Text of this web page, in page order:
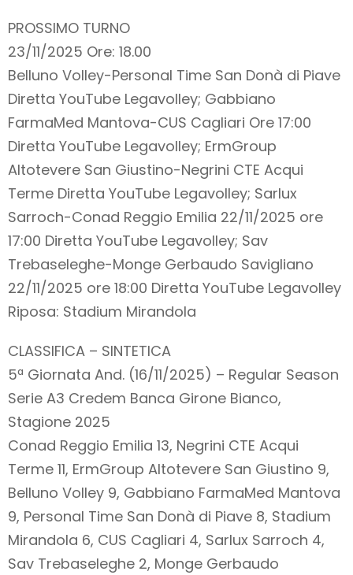
PROSSIMO TURNO
23/11/2025 Ore: 18.00
Belluno Volley-Personal Time San Donà di Piave
Diretta YouTube Legavolley; Gabbiano
FarmaMed Mantova-CUS Cagliari Ore 17:00
Diretta YouTube Legavolley; ErmGroup
Altotevere San Giustino-Negrini CTE Acqui
Terme Diretta YouTube Legavolley; Sarlux
Sarroch-Conad Reggio Emilia 22/11/2025 ore
17:00 Diretta YouTube Legavolley; Sav
Trebaseleghe-Monge Gerbaudo Savigliano
22/11/2025 ore 18:00 Diretta YouTube Legavolley
Riposa: Stadium Mirandola
CLASSIFICA – SINTETICA
5ª Giornata And. (16/11/2025) – Regular Season
Serie A3 Credem Banca Girone Bianco,
Stagione 2025
Conad Reggio Emilia 13, Negrini CTE Acqui
Terme 11, ErmGroup Altotevere San Giustino 9,
Belluno Volley 9, Gabbiano FarmaMed Mantova
9, Personal Time San Donà di Piave 8, Stadium
Mirandola 6, CUS Cagliari 4, Sarlux Sarroch 4,
Sav Trebaseleghe 2, Monge Gerbaudo